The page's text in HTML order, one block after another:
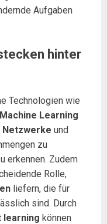
Aufgaben
hinter
Technologien wie
Machine Learning
Netzwerke und
zu
erkennen. Zudem
Rolle,
liefern, die für
sind. Durch
können